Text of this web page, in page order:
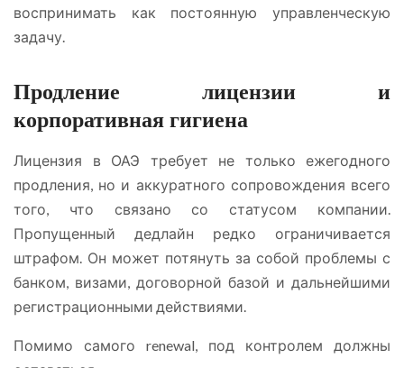
воспринимать как постоянную управленческую
задачу.
Продление лицензии и
корпоративная гигиена
Лицензия в ОАЭ требует не только ежегодного
продления, но и аккуратного сопровождения всего
того, что связано со статусом компании.
Пропущенный дедлайн редко ограничивается
штрафом. Он может потянуть за собой проблемы с
банком, визами, договорной базой и дальнейшими
регистрационными действиями.
Помимо самого renewal, под контролем должны